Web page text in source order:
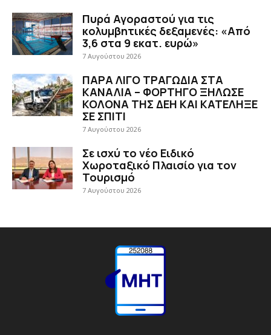
Πυρά Αγοραστού για τις
κολυμβητικές δεξαμενές: «Από
3,6 στα 9 εκατ. ευρώ»
7 Αυγούστου 2026
ΠΑΡΑ ΛΙΓΟ ΤΡΑΓΩΔΙΑ ΣΤΑ
ΚΑΝΑΛΙΑ – ΦΟΡΤΗΓΟ ΞΗΛΩΣΕ
ΚΟΛΟΝΑ ΤΗΣ ΔΕΗ ΚΑΙ ΚΑΤΕΛΗΞΕ
ΣΕ ΣΠΙΤΙ
7 Αυγούστου 2026
Σε ισχύ το νέο Ειδικό
Χωροταξικό Πλαισίο για τον
Τουρισμό
7 Αυγούστου 2026